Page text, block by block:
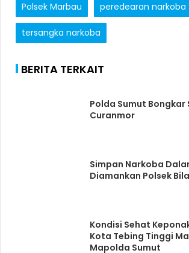
Polsek Marbau peredearan narkoba
tersangka narkoba
BERITA TERKAIT
Polda Sumut Bongkar
Curanmor
Simpan Narkoba
Kondisi Sehat
Kota Tebing Tinggi
Mapolda Sumut